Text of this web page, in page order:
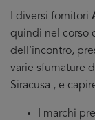
I diversi fornitori
quindi nel corso
dell’incontro,
varie sfumature
Siracusa , e
I marchi